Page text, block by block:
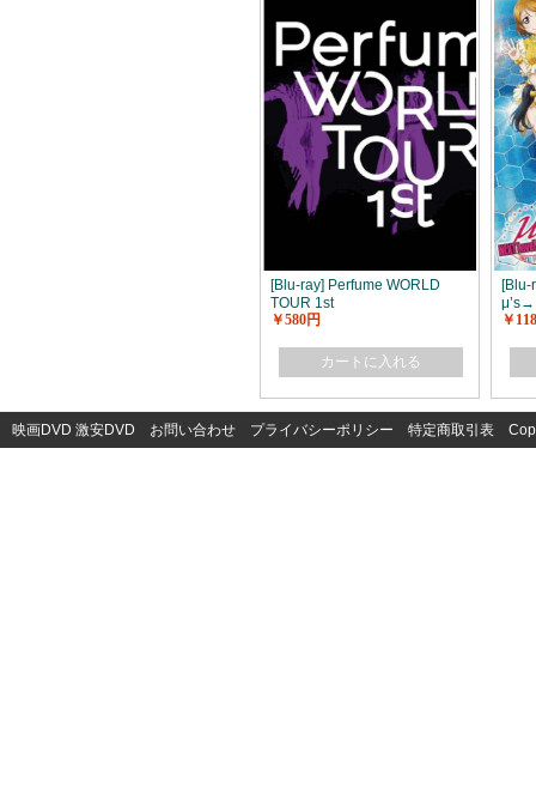
[Blu-ray] Perfume WORLD
TOUR 1st
￥580円
カートに入れる
[Blu-
￥
映画DVD 激安DVD お問い合わせ プライバシーポリシー 特定商取引表